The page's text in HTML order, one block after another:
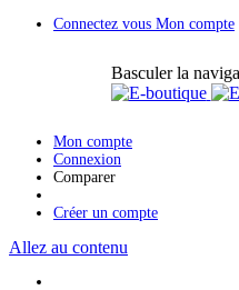
Connectez vous Mon compte
Basculer la
Mon compte
Connexion
Comparer
Créer un compte
Allez au contenu